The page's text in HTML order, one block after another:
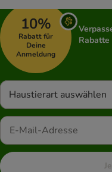
10%
Rabatt für
Deine
Anmeldung
Rabatte
Haustierart auswählen